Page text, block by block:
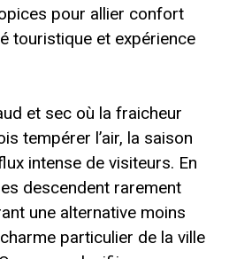
pour allier confort
touristique et expérience
et sec où la fraicheur
tempérer l’air, la saison
intense de visiteurs. En
descendent rarement
une alternative moins
particulier de la ville